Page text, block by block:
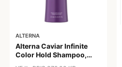
ALTERNA
Alterna Caviar Infinite
Color Hold Shampoo,